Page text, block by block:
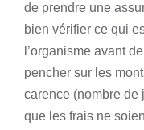
de prendre une
bien vérifier ce qui
l’organisme avant
pencher sur les
carence (nombre de
que les frais ne